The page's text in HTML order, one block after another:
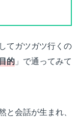
てガツガツ行くの
的 」で通ってみて
会話が生まれ、